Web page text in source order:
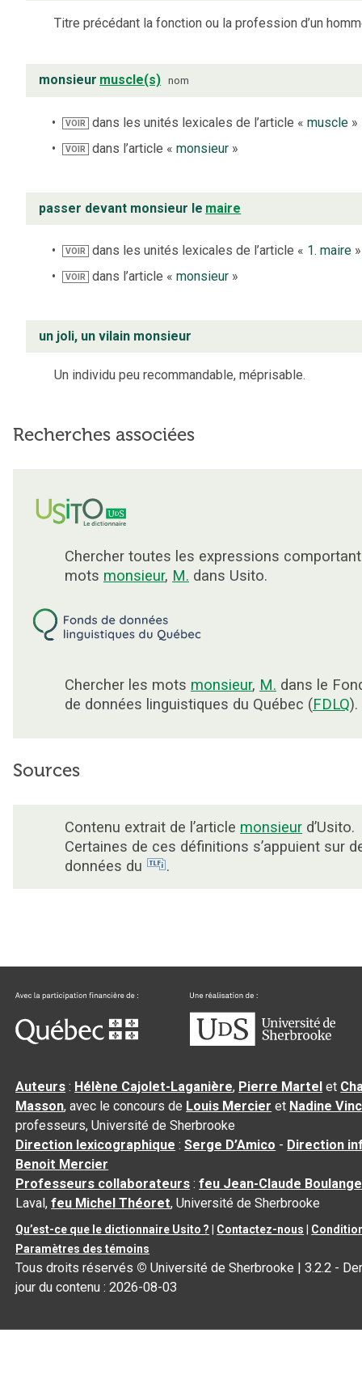
Titre précédant la fonction ou la profession d’un
monsieur muscle(s) nom
VOIR dans les unités lexicales de l’article «muscle »
VOIR dans l’article «monsieur »
passer devant monsieur le maire
VOIR dans les unités lexicales de l’article « 1. maire »
VOIR dans l’article «monsieur »
un joli, un vilain monsieur
Un individu peu recommandable, méprisable.
Recherches associées
Chercher toutes les expressions
mots monsieur, M. dans Usito.
Chercher les mots monsieur, M. dans le
de données linguistiques du Québec (FDLQ).
Sources
Contenu extrait de l’article monsieur d’Usito.
Certaines de ces définitions s’appuient sur
données du
.
Auteurs : Hélène Cajolet-Laganière, Pierre Martel et
Masson, avec le concours de Louis Mercier et Nadine
professeurs, Université de Sherbrooke
Direction lexicographique :Serge D’Amico - Direction
Benoit Mercier
Professeurs collaborateurs :feu Jean-Claude
Laval,feu Michel Théoret, Université de Sherbrooke
Qu’est-ce que le dictionnaire Usito ? Contactez-nous
Paramètres des témoins
Tous droits réservés © Université de Sherbrooke |3.2.2 -
jour du contenu :2026-08-03